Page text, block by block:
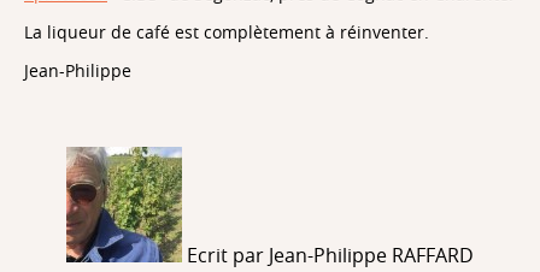
La liqueur de café est complètement à réinventer.
Jean-Philippe
Ecrit par Jean-Philippe RAFFARD